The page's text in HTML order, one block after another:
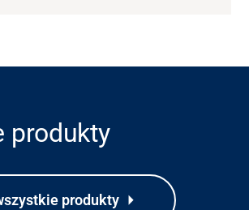
produkty
produkty